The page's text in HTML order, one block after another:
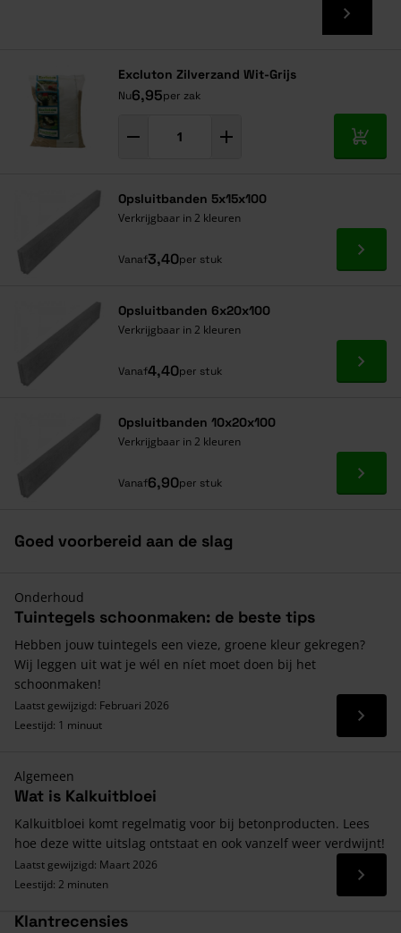
Excluton Zilverzand Wit-Grijs
Nu6,95per zak
In
Opsluitbanden 5x15x100
Verkrijgbaar in 2 kleuren
Vanaf3,40per stuk Ga
Opsluitbanden 6x20x100
Verkrijgbaar in 2 kleuren
Vanaf4,40per stuk Ga
Opsluitbanden 10x20x100
Verkrijgbaar in 2 kleuren
Vanaf6,90per stuk Ga
Goed voorbereid aan de slag
Onderhoud
Tuintegels schoonmaken: de beste tips
Hebben jouw tuintegels een vieze, groene kleur gekregen?
Wij leggen uit wat je wél en níet moet doen bij het
schoonmaken!
Laatst gewijzigd: Februari 2026
Leestijd: 1 minuut
Lees
Algemeen
Wat is Kalkuitbloei
Kalkuitbloei komt regelmatig voor bij betonproducten. Lees
hoe deze witte uitslag ontstaat en ook vanzelf weer verdwijnt!
Laatst gewijzigd: Maart 2026
Leestijd: 2 minuten
Lees
Klantrecensies